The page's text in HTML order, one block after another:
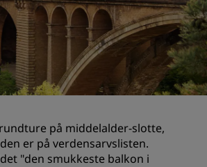
hoteller
Pets
Bryllupslokaler
ophold
for sportshold
Centrum-hoteller
vores blog
på middelalder-slotte,
er på verdensarvslisten.
"den smukkeste balkon i